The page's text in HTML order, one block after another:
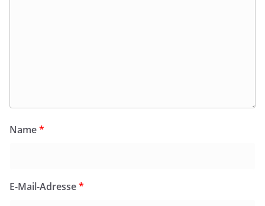
Name*
E-Mail-Adresse*